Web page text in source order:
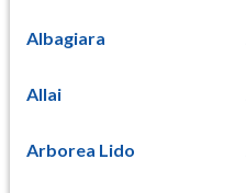
Albagiara
Allai
Arborea Lido